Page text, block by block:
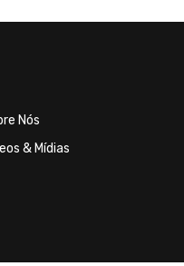
Nós
& Mídias